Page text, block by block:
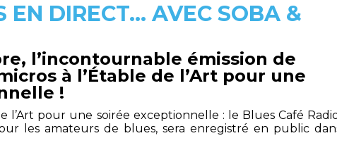
EN DIRECT... AVEC SOBA &
l’incontournable émission de
à l’Étable de l’Art pour une
!
l’Art pour une soirée exceptionnelle : le Blues Café
les amateurs de blues, sera enregistré en public